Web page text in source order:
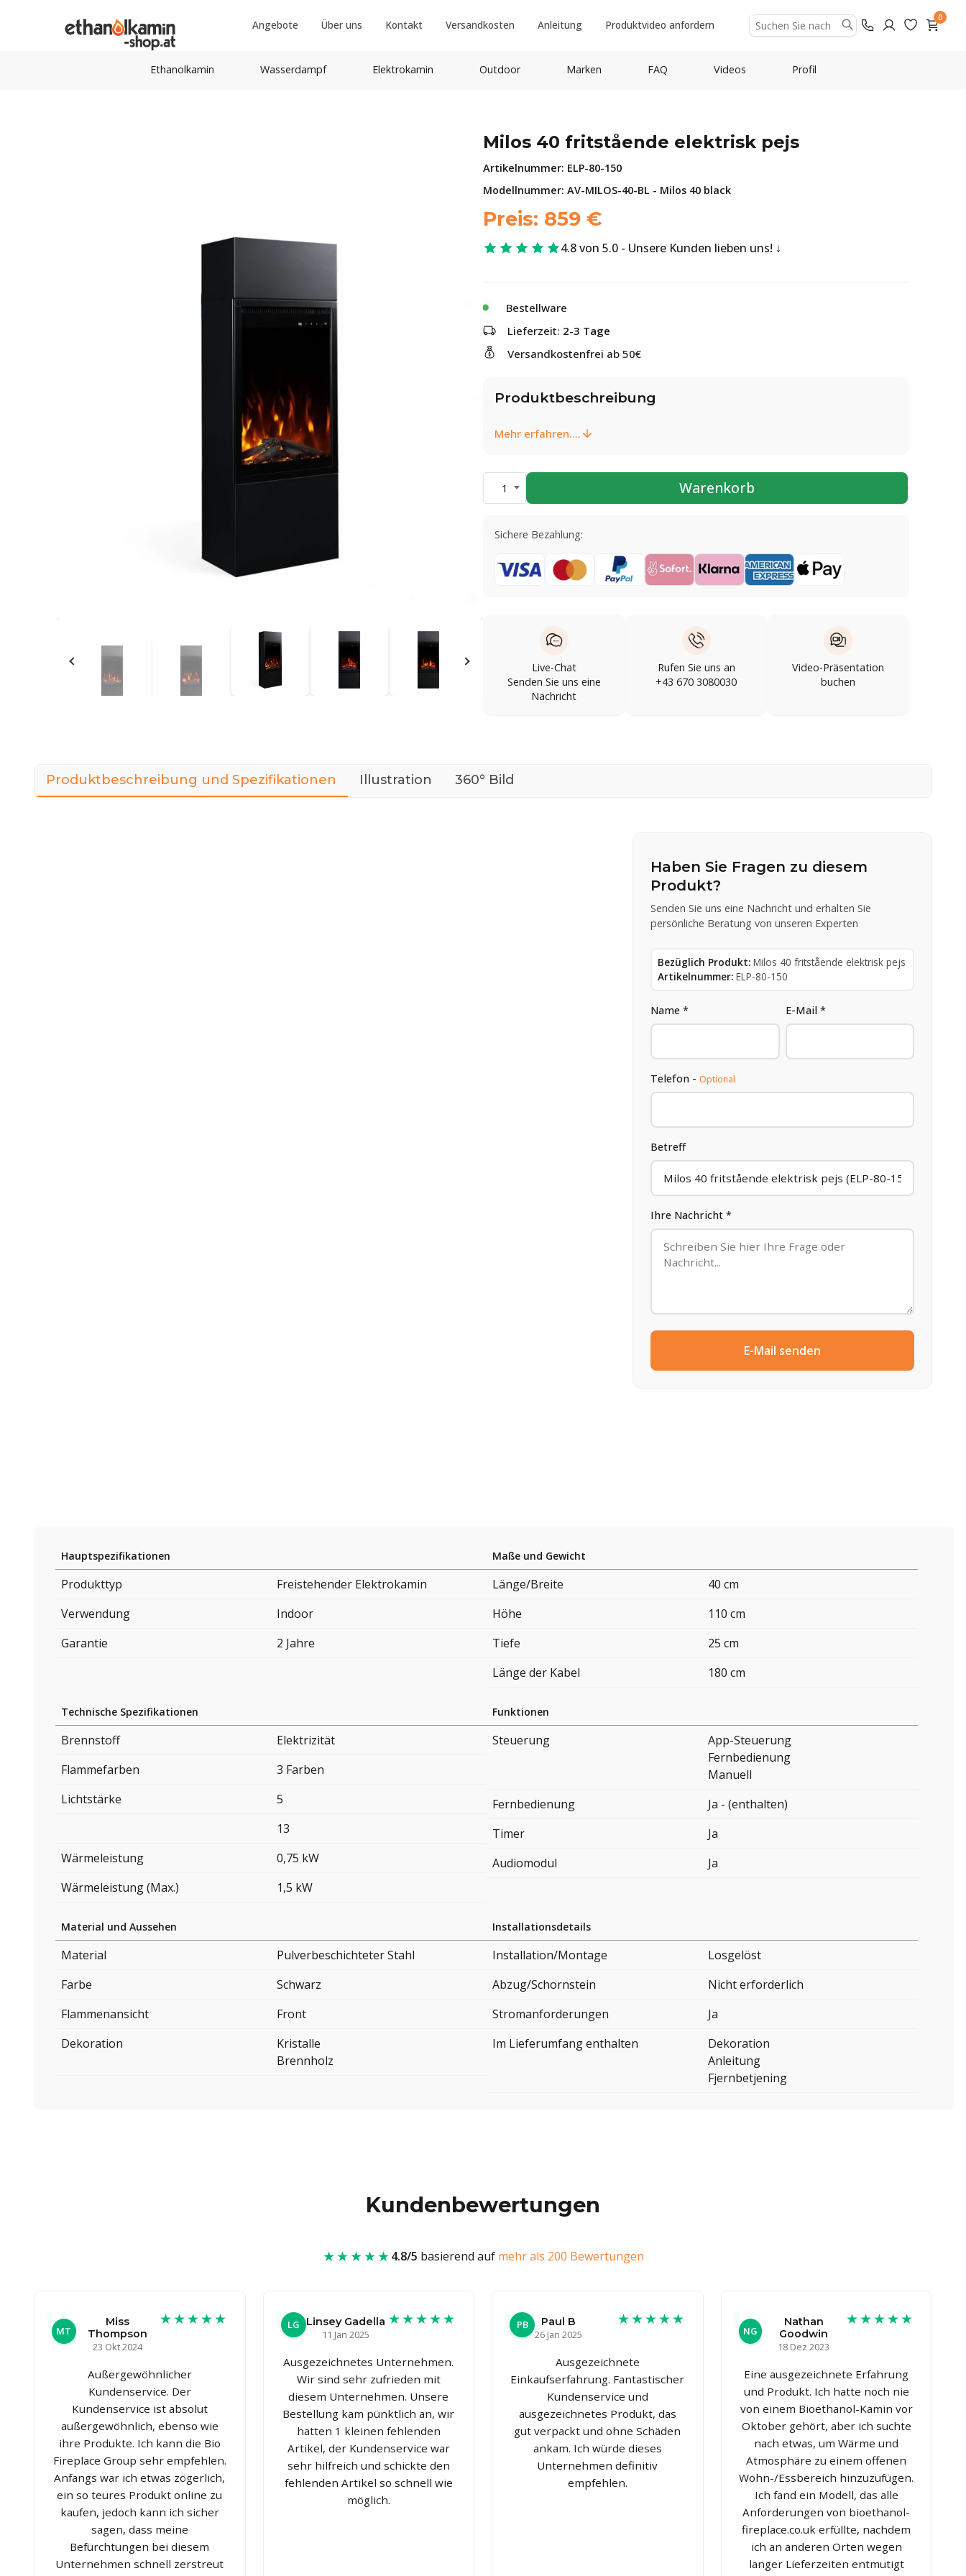
Angebote Über uns Kontakt Versandkosten Anleitung Produktvideo anfordern
0
Ethanolkamin Wasserdampf Elektrokamin Outdoor Marken FAQ Videos Profil
Milos 40 fritstående elektrisk pejs
Artikelnummer: ELP-80-150
Modellnummer: AV-MILOS-40-BL - Milos 40 black
Preis: 859 €
4.8 von 5.0 - Unsere Kunden lieben uns!
Bestellware
Lieferzeit: 2-3 Tage
Versandkostenfrei ab 50€
Produktbeschreibung
Mehr erfahren....
1 Warenkorb
Sichere Bezahlung:
Live-Chat
Senden Sie uns eine
Nachricht
Rufen Sie uns an
+43 670 3080030
Video-Präsentation
buchen
Produktbeschreibung und Spezifikationen Illustration 360° Bild
Haben Sie Fragen zu diesem
Produkt?
Senden Sie uns eine Nachricht und erhalten Sie
persönliche Beratung von unseren Experten
Bezüglich Produkt: Milos 40 fritstående elektrisk pejs
Artikelnummer: ELP-80-150
Name * E-Mail *
Telefon -Optional
Betreff
Ihre Nachricht *
E-Mail senden
Hauptspezifikationen
Produkttyp
Freistehender Elektrokamin
Verwendung
Indoor
Garantie
2 Jahre
Maße und Gewicht
Länge/Breite
40 cm
Höhe
110 cm
Tiefe
25 cm
Länge der Kabel
180 cm
Technische Spezifikationen
Brennstoff
Elektrizität
Flammefarben
3 Farben
Lichtstärke
5
13
Wärmeleistung
0,75 kW
Wärmeleistung (Max.)
1,5 kW
Funktionen
Steuerung
App-Steuerung
Fernbedienung
Manuell
Fernbedienung
Ja - (enthalten)
Timer
Ja
Audiomodul
Ja
Material und Aussehen
Material
Pulverbeschichteter Stahl
Farbe
Schwarz
Flammenansicht
Front
Dekoration
Kristalle
Brennholz
Installationsdetails
Installation/Montage
Losgelöst
Abzug/Schornstein
Nicht erforderlich
Stromanforderungen
Ja
Im Lieferumfang enthalten
Dekoration
Anleitung
Fjernbetjening
Kundenbewertungen
★★★★★4.8/5 basierend auf mehr als 200 Bewertungen
MT
Miss
Thompson
23 Okt 2024
★★★★★
Außergewöhnlicher
Kundenservice. Der
Kundenservice ist absolut
außergewöhnlich, ebenso wie
ihre Produkte. Ich kann die Bio
Fireplace Group sehr empfehlen.
Anfangs war ich etwas zögerlich,
ein so teures Produkt online zu
kaufen, jedoch kann ich sicher
sagen, dass meine
Befürchtungen bei diesem
Unternehmen schnell zerstreut
LG Linsey Gadella
11 Jan 2025
★★★★★
Ausgezeichnetes Unternehmen.
Wir sind sehr zufrieden mit
diesem Unternehmen. Unsere
Bestellung kam pünktlich an, wir
hatten 1 kleinen fehlenden
Artikel, der Kundenservice war
sehr hilfreich und schickte den
fehlenden Artikel so schnell wie
möglich.
PB
Paul B
26 Jan 2025
★★★★★
Ausgezeichnete
Einkaufserfahrung. Fantastischer
Kundenservice und
ausgezeichnetes Produkt, das
gut verpackt und ohne Schäden
ankam. Ich würde dieses
Unternehmen definitiv
empfehlen.
NG
Nathan
Goodwin
18 Dez 2023
★★★★★
Eine ausgezeichnete Erfahrung
und Produkt. Ich hatte noch nie
von einem Bioethanol-Kamin vor
Oktober gehört, aber ich suchte
nach etwas, um Wärme und
Atmosphäre zu einem offenen
Wohn-/Essbereich hinzuzufügen.
Ich fand ein Modell, das alle
Anforderungen von bioethanol-
fireplace.co.uk erfüllte, nachdem
ich an anderen Orten wegen
langer Lieferzeiten entmutigt